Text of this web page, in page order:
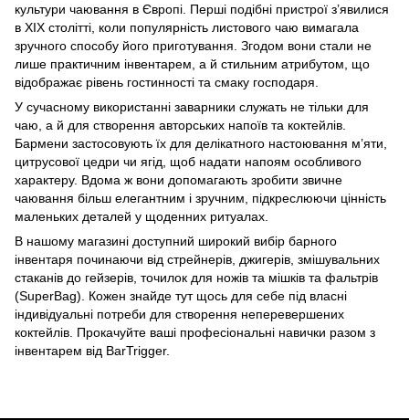
культури чаювання в Європі. Перші подібні пристрої з’явилися
в XIX столітті, коли популярність листового чаю вимагала
зручного способу його приготування. Згодом вони стали не
лише практичним інвентарем, а й стильним атрибутом, що
відображає рівень гостинності та смаку господаря.
У сучасному використанні заварники служать не тільки для
чаю, а й для створення авторських напоїв та коктейлів.
Бармени застосовують їх для делікатного настоювання м’яти,
цитрусової цедри чи ягід, щоб надати напоям особливого
характеру. Вдома ж вони допомагають зробити звичне
чаювання більш елегантним і зручним, підкреслюючи цінність
маленьких деталей у щоденних ритуалах.
В нашому магазині доступний широкий вибір барного
інвентаря починаючи від стрейнерів, джигерів, змішувальних
стаканів до гейзерів точилок для ножів та мішків та фальтрів
(SuperBag) . Кожен знайде тут щось для себе під власні
індивідуальні потреби для створення неперевершених
коктейлів. Прокачуйте ваші професіональні навички разом з
інвентарем від BarTrigger.